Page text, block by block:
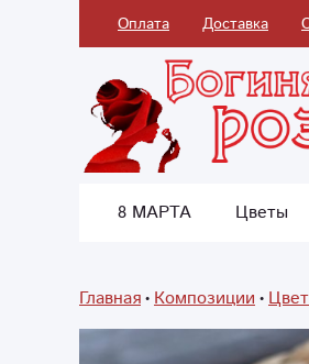
Оплата Доставка
8 МАРТА Цветы
Главная Композиции